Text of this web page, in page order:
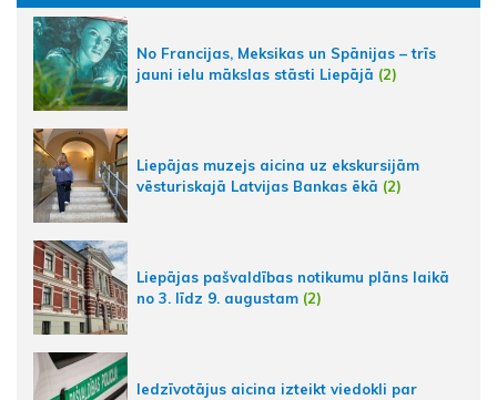
No Francijas, Meksikas un Spānijas – trīs
jauni ielu mākslas stāsti Liepājā (2)
Liepājas muzejs aicina uz ekskursijām
vēsturiskajā Latvijas Bankas ēkā (2)
Liepājas pašvaldības notikumu plāns laikā
no 3. līdz 9. augustam (2)
Iedzīvotājus aicina izteikt viedokli par